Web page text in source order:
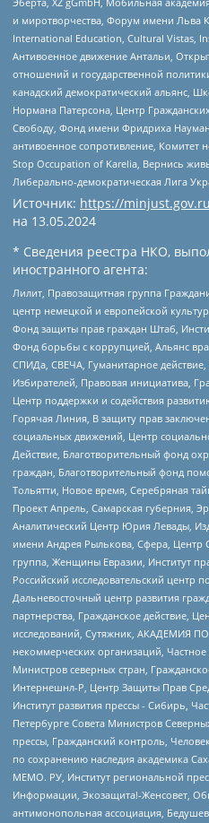
и миротворчества, Форум имени Льва
International Education, Cultural Vistas,
Антивоенное движение Антальи,
отношений и государственной
канадский демократический альянс,
Нормана Патерсона, Центр
Свободу, Фонд имени Фридриха
антивоенное сопротивление, Комитет
Stop Occupation of Karelia, Вернись
Либерально-демократическая Лига
Источник: https://
на 13.05.2024
* Сведения реестра НКО,
иностранного агента:
Лилит, Правозащитная группа
центр немецкой и европейской
Фонд защиты прав граждан Штаб,
Фонд борьбы с коррупцией, Альянс
СПИДа, СВЕЧА, Гуманитарное
Избирателей, Правовая инициатива,
Центр поддержки и содействия
Горячая Линия, В защиту прав
социальных движений, Центр
Действие, Благотворительный фонд
граждан, Благотворительный фонд
Тольятти, Новое время, Серебряная
Проект Апрель, Самарская губерния,
Аналитический Центр Юрия Левады,
имени Андрея Рылькова, Сфера, Центр
группа, Женщины Евразии, Институт
Российский исследовательский центр
Дальневосточный центр развития
партнерства, Гражданское действие,
исследований, Сутяжник, АКАДЕМИЯ
некоммерческих организаций,
Министров северных стран,
Интернешнл-Р, Центр Защиты Прав
Институт развития прессы - Сибирь,
Петербурге Совета Министров
прессы, Гражданский контроль,
по сохранению наследия академика
МЕМО. РУ, Институт региональной
Информации, Экозащита!-Женсовет,
антимонопольная ассоциация,